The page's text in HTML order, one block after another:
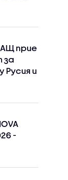
прие
за
Русия и
-